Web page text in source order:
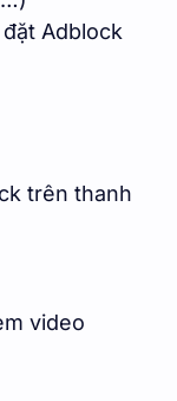
Adblock
trên thanh
video